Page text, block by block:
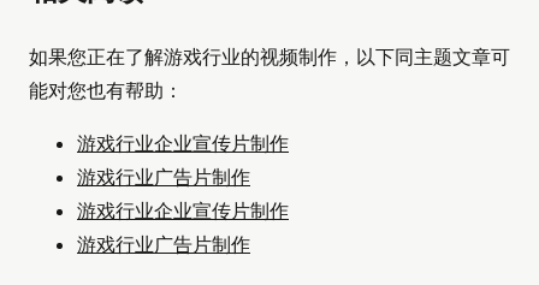
如果您正在了解游戏行业的视频制作，以下同主题文章可
能对您也有帮助：
游戏行业企业宣传片制作
游戏行业广告片制作
游戏行业企业宣传片制作
游戏行业广告片制作